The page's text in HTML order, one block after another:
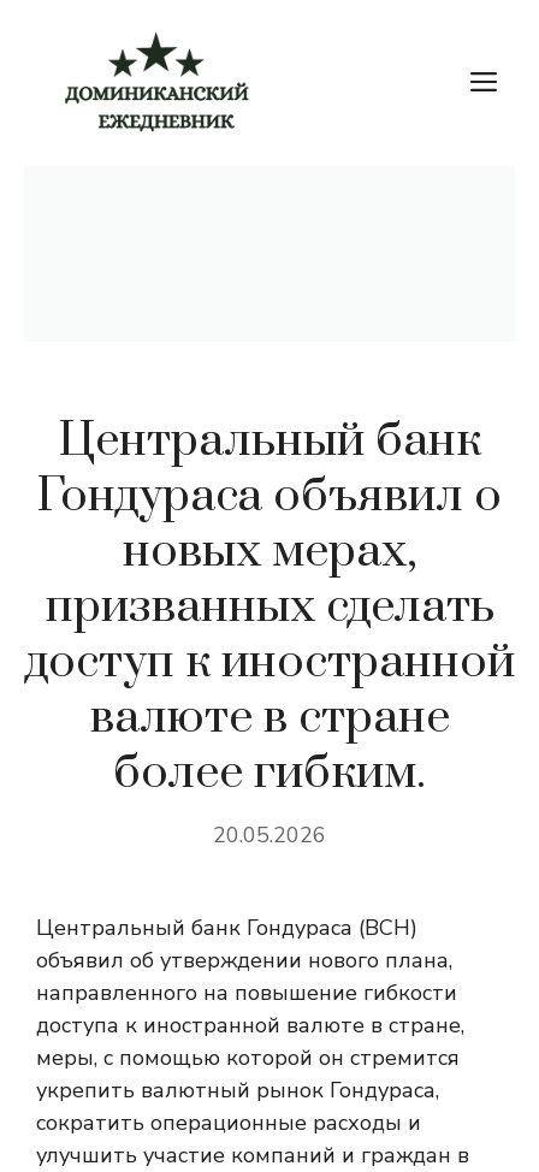
содержимому
Центральный банк
Гондураса объявил о
новых мерах,
призванных сделать
доступ к иностранной
валюте в стране
более гибким.
20.05.2026
Центральный банк Гондураса (BCH)
объявил об утверждении нового плана,
направленного на повышение гибкости
доступа к иностранной валюте в стране,
меры, с помощью которой он стремится
укрепить валютный рынок Гондураса,
сократить операционные расходы и
улучшить участие компаний и граждан в